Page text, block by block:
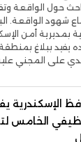
حول الواقعة
شهود الواقعة.
بمديرية أمن
يفيد ببلاغ
على المجني
الإسكندرية